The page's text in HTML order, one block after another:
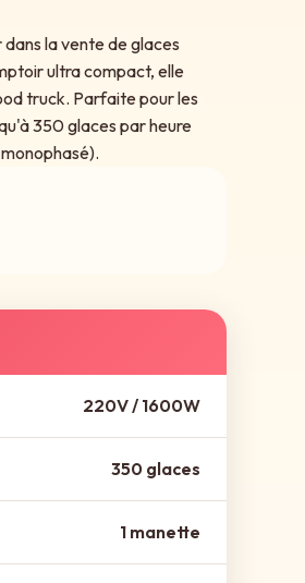
la vente de glaces
ultra compact, elle
truck. Parfaite pour les
350 glaces par heure
220V / 1600W
350 glaces
1 manette